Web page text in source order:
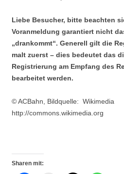
Liebe Besucher, bitte beachten
Voranmeldung garantiert nicht
„drankommt“. Generell gilt die
malt zuerst – dies bedeutet das
Registrierung am Empfang des
bearbeitet werden.
© ACBahn, Bildquelle: Wikimedia
http://commons.wikimedia.org
Sharen mit: